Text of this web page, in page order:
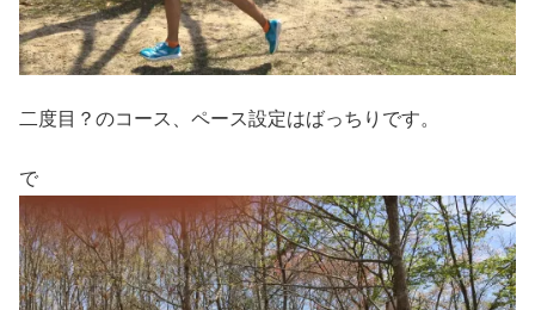
二度目？のコース、ペース設定はばっちりです。
で